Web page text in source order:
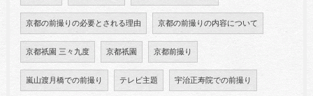
京都の前撮りの必要とされる理由 京都の前撮りの内容について
京都祇園 三々九度 京都祇園 京都前撮り
嵐山渡月橋での前撮り テレビ主題 宇治正寿院での前撮り